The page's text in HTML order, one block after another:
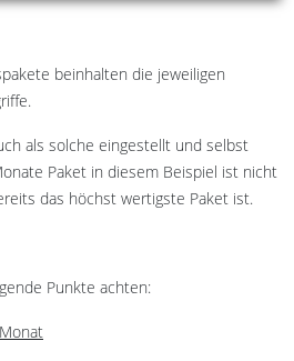
beinhalten die jeweiligen
als solche eingestellt und selbst
Paket in diesem Beispiel ist nicht
das höchst wertigste Paket ist.
Punkte achten: